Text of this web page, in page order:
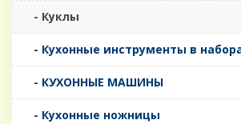
- Куклы
- Кухонные инструменты в
- КУХОННЫЕ МАШИНЫ
- Кухонные ножницы